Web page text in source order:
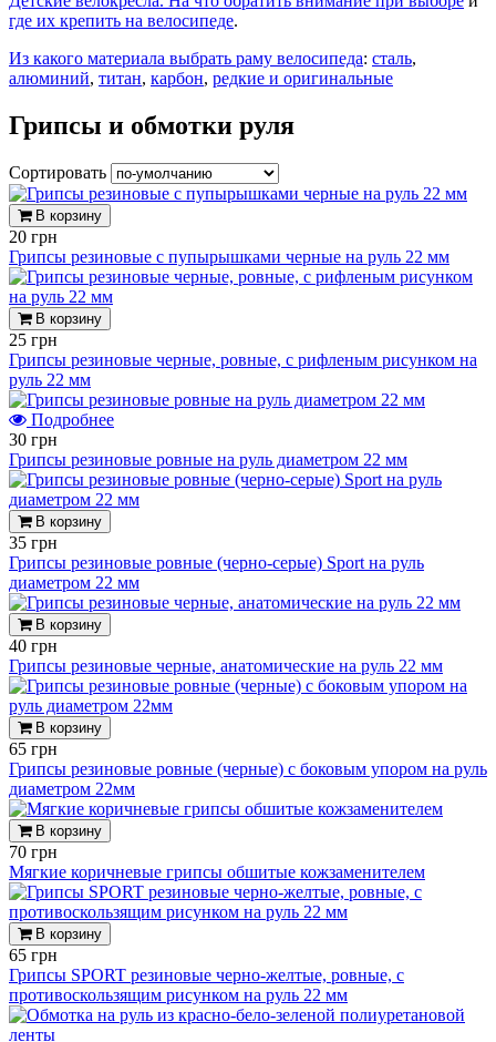
где их крепить на велосипеде.
Из какого материала выбрать раму велосипеда: сталь,
алюминий, титан, карбон, редкие и оригинальные
Грипсы и обмотки руля
Сортировать
В корзину
20 грн
Грипсы резиновые с пупырышками черные на руль 22 мм
В корзину
25 грн
Грипсы резиновые черные, ровные, с рифленым рисунком на
руль 22 мм
Подробнее
30 грн
Грипсы резиновые ровные на руль диаметром 22 мм
В корзину
35 грн
Грипсы резиновые ровные (черно-серые) Sport на руль
диаметром 22 мм
В корзину
40 грн
Грипсы резиновые черные, анатомические на руль 22 мм
В корзину
65 грн
Грипсы резиновые ровные (черные) с боковым упором на руль
диаметром 22мм
В корзину
70 грн
Мягкие коричневые грипсы обшитые кожзаменителем
В корзину
65 грн
Грипсы SPORT резиновые черно-желтые, ровные, с
противоскользящим рисунком на руль 22 мм